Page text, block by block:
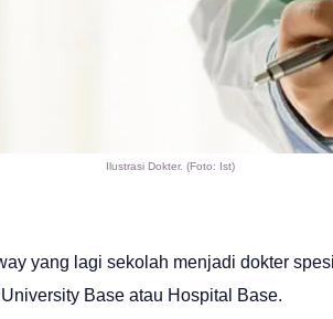
Ilustrasi Dokter. (Foto: Ist)
yang lagi sekolah menjadi dokter
Base atau Hospital Base.